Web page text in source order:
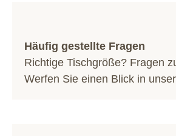
Häufig gestellte Fragen
Richtige Tischgröße? Fragen
Werfen Sie einen Blick in